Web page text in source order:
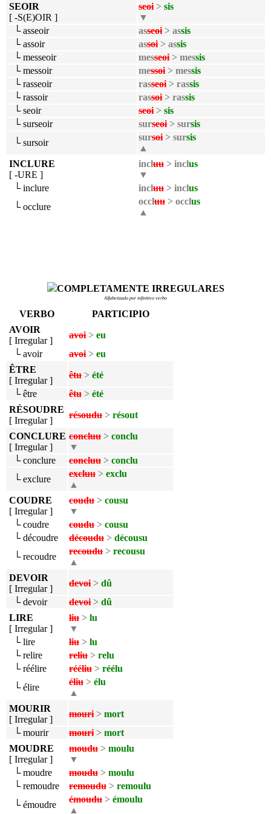
SEOIR
[ -S(E)OIR ]
seoi > sis
▼
└ asseoir
asseoi > assis
└ assoir
assoi > assis
└ messeoir
messeoi > messis
└ messoir
messoi > messis
└ rasseoir
rasseoi > rassis
└ rassoir
rassoi > rassis
└ seoir
seoi > sis
└ surseoir
surseoi > sursis
└ sursoir
sursoi > sursis
▲
INCLURE
[ -URE ]
incluu > inclus
▼
└ inclure
incluu > inclus
└ occlure
occluu > occlus
▲
COMPLETAMENTE IRREGULARES
Alfabetizado por infinitivo verbo
VERBO
PARTICIPIO
AVOIR
[ Irregular ]
avoi > eu
└ avoir
avoi > eu
ÊTRE
[ Irregular ]
êtu > été
└ être
êtu > été
RÉSOUDRE
[ Irregular ]
résoudu > résout
CONCLURE
[ Irregular ]
concluu > conclu
▼
└ conclure
concluu > conclu
└ exclure
excluu > exclu
▲
COUDRE
[ Irregular ]
coudu > cousu
▼
└ coudre
coudu > cousu
└ découdre
découdu > décousu
└ recoudre
recoudu > recousu
▲
DEVOIR
[ Irregular ]
devoi > dû
└ devoir
devoi > dû
LIRE
[ Irregular ]
liu > lu
▼
└ lire
liu > lu
└ relire
reliu > relu
└ réélire
rééliu > réélu
└ élire
éliu > élu
▲
MOURIR
[ Irregular ]
mouri > mort
└ mourir
mouri > mort
MOUDRE
[ Irregular ]
moudu > moulu
▼
└ moudre
moudu > moulu
└ remoudre
remoudu > remoulu
└ émoudre
émoudu > émoulu
▲